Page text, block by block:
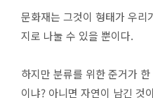
문화재는 그것이 형태가 우리
지로 나눌 수 있을 뿐이다.
하지만 분류를 위한 준거가
이냐? 아니면 자연이 남긴 것